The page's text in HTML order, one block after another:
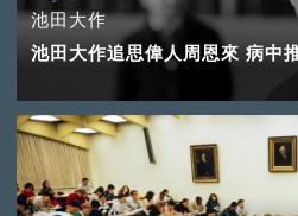
池田大作
池田大作追思偉人周恩來 病中